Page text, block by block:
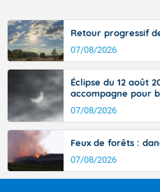
Retour progressif
07/08/2026
Éclipse du 12 août
accompagne pour
07/08/2026
Feux de forêts :
07/08/2026